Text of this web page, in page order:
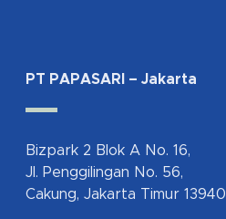
PT PAPASARI – Jakarta
Bizpark 2 Blok A No. 16,
Jl. Penggilingan No. 56,
Cakung, Jakarta Timur 13940